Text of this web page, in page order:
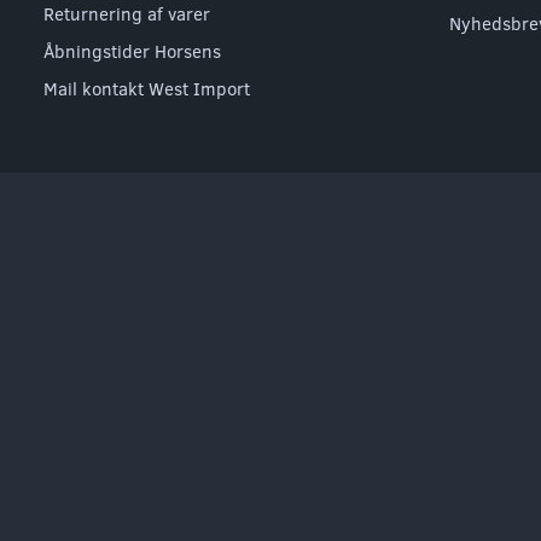
Returnering af varer
Åbningstider Horsens
Mail kontakt West Import